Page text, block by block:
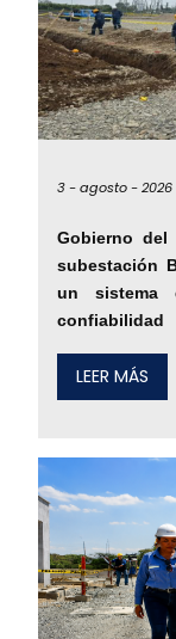
3 -agosto -2026
Gobierno del
subestación
un sistema
confiabilidad
LEER MÁS